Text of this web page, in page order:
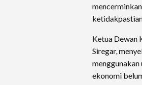
Ketua Dewan
Siregar,
menggunakan
ekonomi